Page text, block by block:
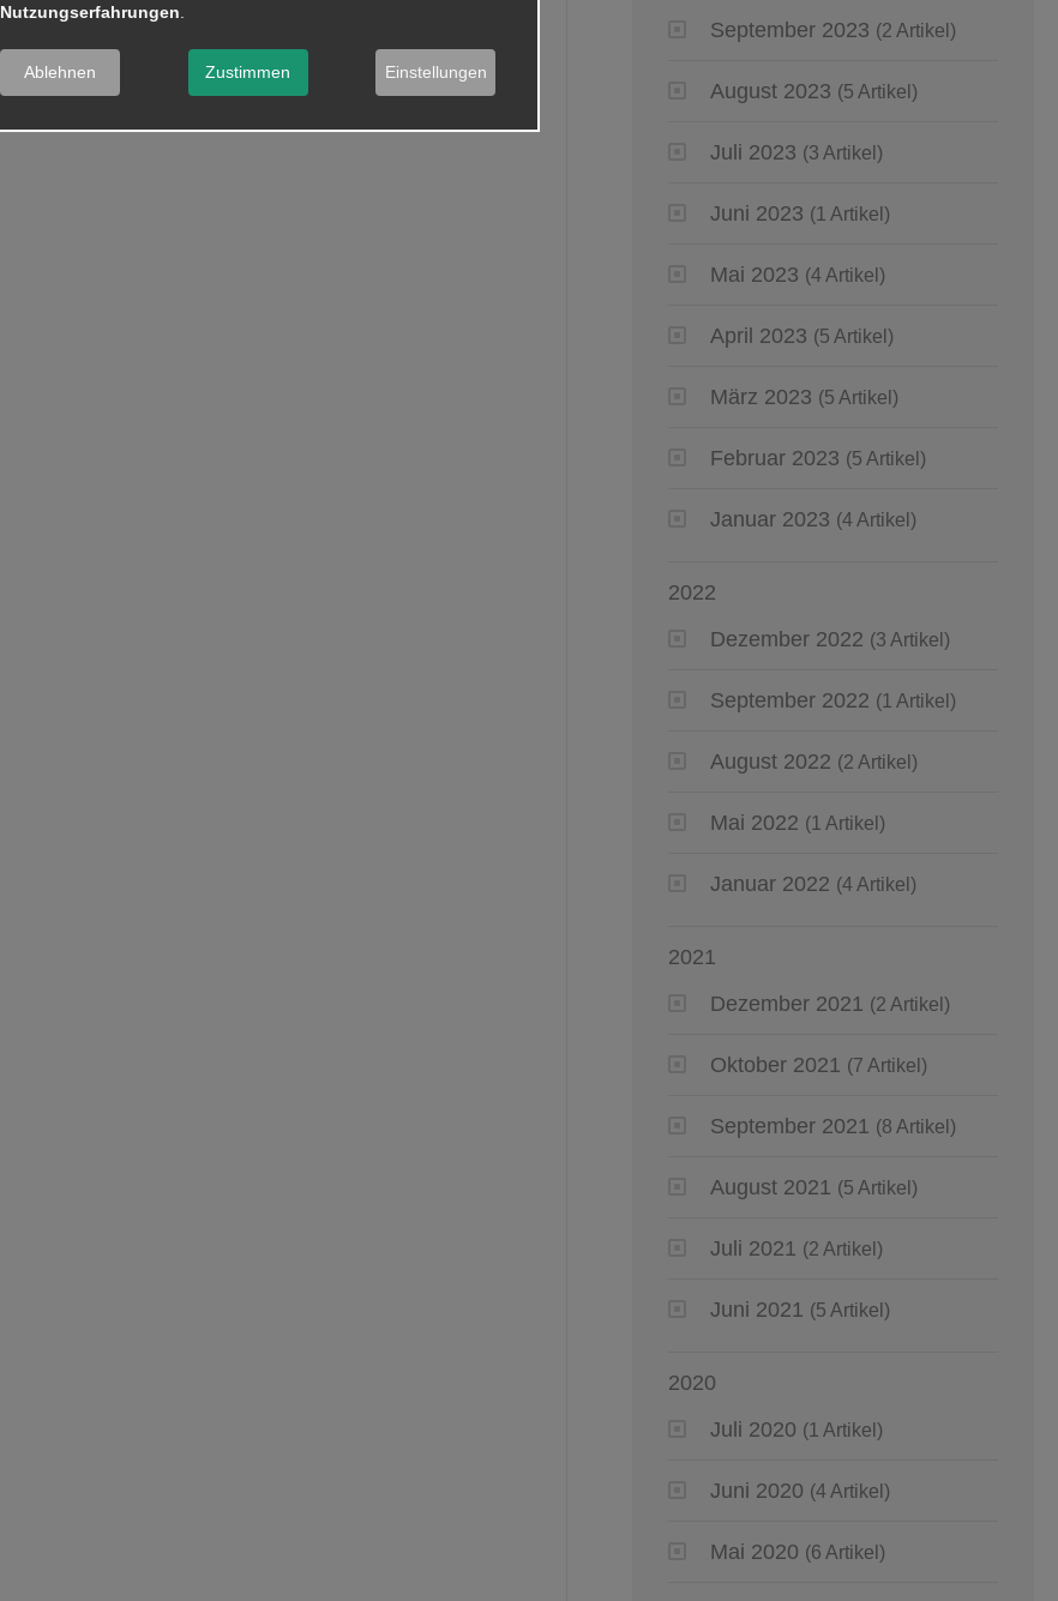
September 2023 (2 Artikel)
August 2023 (5 Artikel)
Juli 2023 (3 Artikel)
Juni 2023 (1 Artikel)
Mai 2023 (4 Artikel)
April 2023 (5 Artikel)
März 2023 (5 Artikel)
Februar 2023 (5 Artikel)
Januar 2023 (4 Artikel)
2022
Dezember 2022 (3 Artikel)
September 2022 (1 Artikel)
August 2022 (2 Artikel)
Mai 2022 (1 Artikel)
Januar 2022 (4 Artikel)
2021
Dezember 2021 (2 Artikel)
Oktober 2021 (7 Artikel)
September 2021 (8 Artikel)
August 2021 (5 Artikel)
Juli 2021 (2 Artikel)
Juni 2021 (5 Artikel)
2020
Juli 2020 (1 Artikel)
Juni 2020 (4 Artikel)
Mai 2020 (6 Artikel)
Nutzungserfahrungen
Ablehnen Zustimmen Einstellungen